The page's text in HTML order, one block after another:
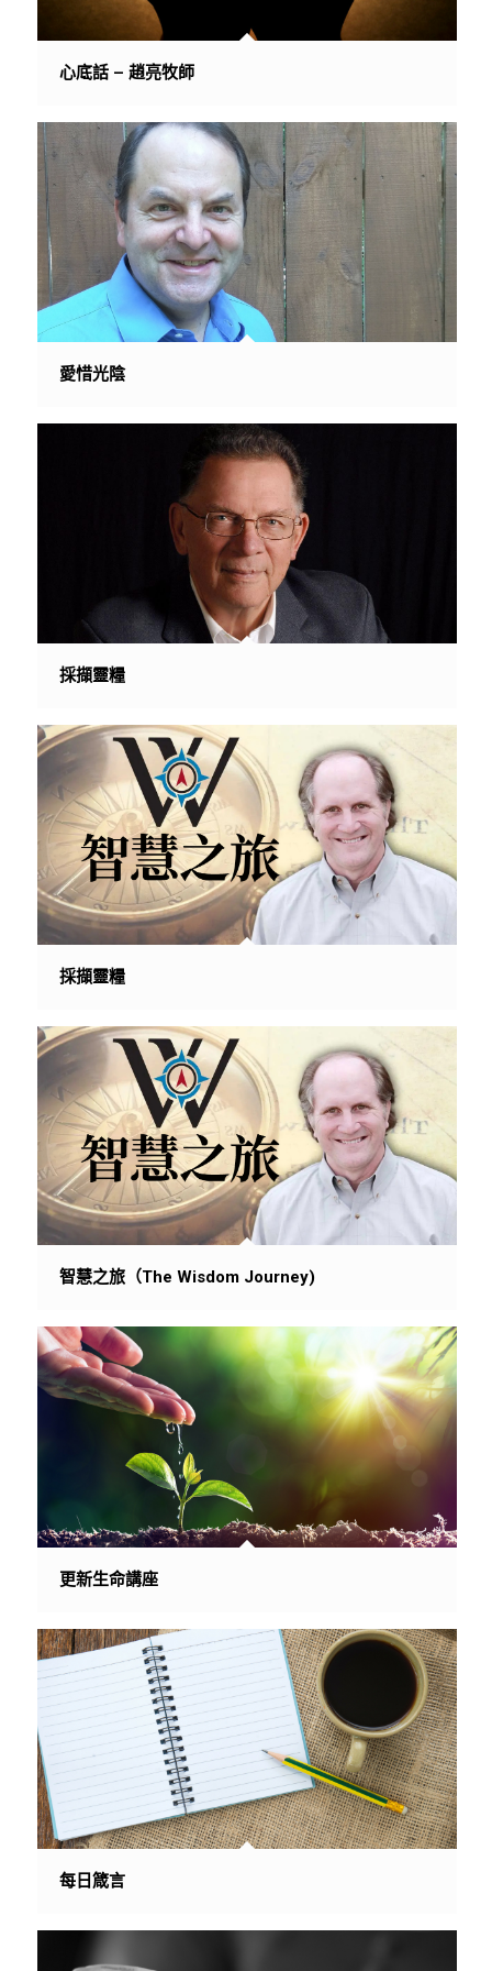
心底話 – 趙亮牧師
愛惜光陰
採擷靈糧
採擷靈糧
智慧之旅（The Wisdom Journey)
更新生命講座
每日箴言